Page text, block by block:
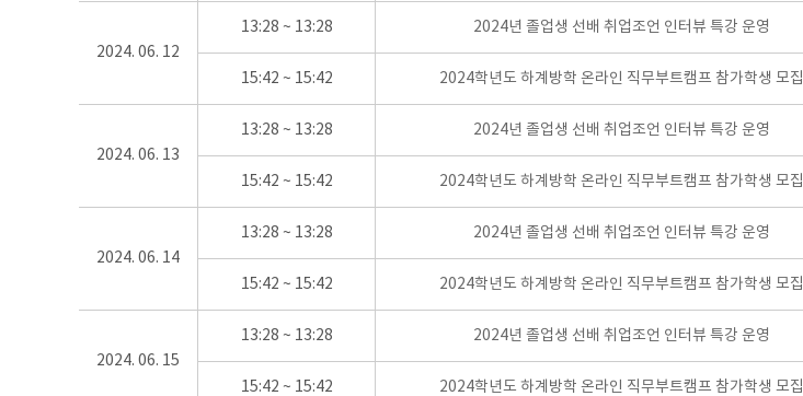
2024. 06. 12
13:28 ~ 13:28 2024년 졸업생 선배 취업조언 인터뷰 특강 운영
15:42 ~ 15:42 2024학년도 하계방학 온라인 직무부트캠프 참가학생 모집
2024. 06. 13
13:28 ~ 13:28 2024년 졸업생 선배 취업조언 인터뷰 특강 운영
15:42 ~ 15:42 2024학년도 하계방학 온라인 직무부트캠프 참가학생 모집
2024. 06. 14
13:28 ~ 13:28 2024년 졸업생 선배 취업조언 인터뷰 특강 운영
15:42 ~ 15:42 2024학년도 하계방학 온라인 직무부트캠프 참가학생 모집
2024. 06. 15
13:28 ~ 13:28 2024년 졸업생 선배 취업조언 인터뷰 특강 운영
15:42 ~ 15:42 2024학년도 하계방학 온라인 직무부트캠프 참가학생 모집